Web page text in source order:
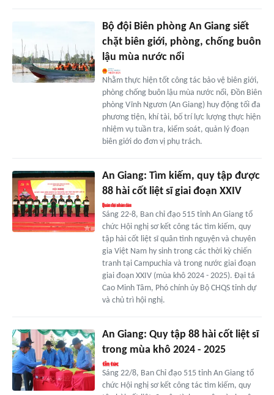
Bộ đội Biên phòng An Giang siết
chặt biên giới, phòng, chống buôn
lậu mùa nước nổi
Nhằm thực hiện tốt công tác bảo vệ biên giới,
phòng chống buôn lậu mùa nước nổi, Đồn Biên
phòng Vĩnh Ngươn (An Giang) huy động tối đa
phương tiện, khí tài, bố trí lực lượng thực hiện
nhiệm vụ tuần tra, kiểm soát, quản lý đoạn
biên giới do đơn vị phụ trách.
An Giang: Tìm kiếm, quy tập được
88 hài cốt liệt sĩ giai đoạn XXIV
Sáng 22-8, Ban chỉ đạo 515 tỉnh An Giang tổ
chức Hội nghị sơ kết công tác tìm kiếm, quy
tập hài cốt liệt sĩ quân tình nguyện và chuyên
gia Việt Nam hy sinh trong các thời kỳ chiến
tranh tại Campuchia và trong nước giai đoạn
giai đoạn XXIV (mùa khô 2024 - 2025). Đại tá
Cao Minh Tâm, Phó chính ủy Bộ CHQS tỉnh dự
và chủ trì hội nghị.
An Giang: Quy tập 88 hài cốt liệt sĩ
trong mùa khô 2024 - 2025
Sáng 22/8, Ban Chỉ đạo 515 tỉnh An Giang tổ
chức Hội nghị sơ kết công tác tìm kiếm, quy